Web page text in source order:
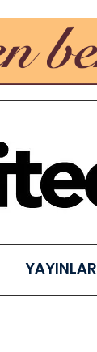
YAYINLAR